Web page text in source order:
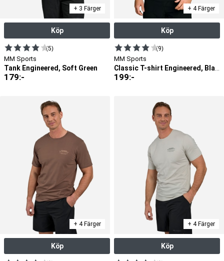
+ 3 Färger
Köp
(5)
MM Sports
Tank Engineered, Soft Green
179:-
+ 4 Färger
Köp
(9)
MM Sports
Classic T-shirt Engineered, Black
199:-
+ 4 Färger
Köp
+ 4 Färger
Köp